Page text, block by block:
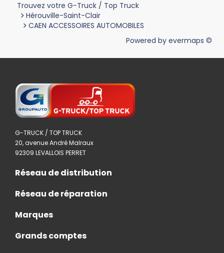
Trouvez votre G-Truck / Top Truck
> Hérouville-Saint-Clair
> CAEN ACCESSOIRES AUTOMOBILES
Powered by evermaps ©
G-TRUCK / TOP TRUCK
20, avenue André Malraux
92309 LEVALLOIS PERRET
Réseau de distribution
Réseau de réparation
Marques
Grands comptes